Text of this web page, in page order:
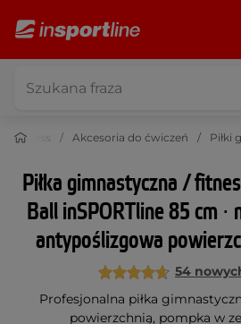
Fitness Akcesoria do ćwiczeń Piłki
Piłka gimnastyczna /
Ball inSPORTline 85 cm ∙
antypoślizgowa
54
Profesjonalna piłka
powierzchnią, pompka w